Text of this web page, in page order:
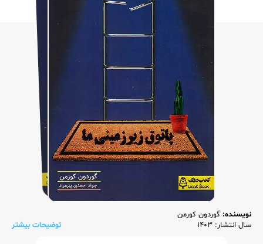
نویسنده: گوردون کورمن
سال انتشار: 1403
توضیحات بیشتر